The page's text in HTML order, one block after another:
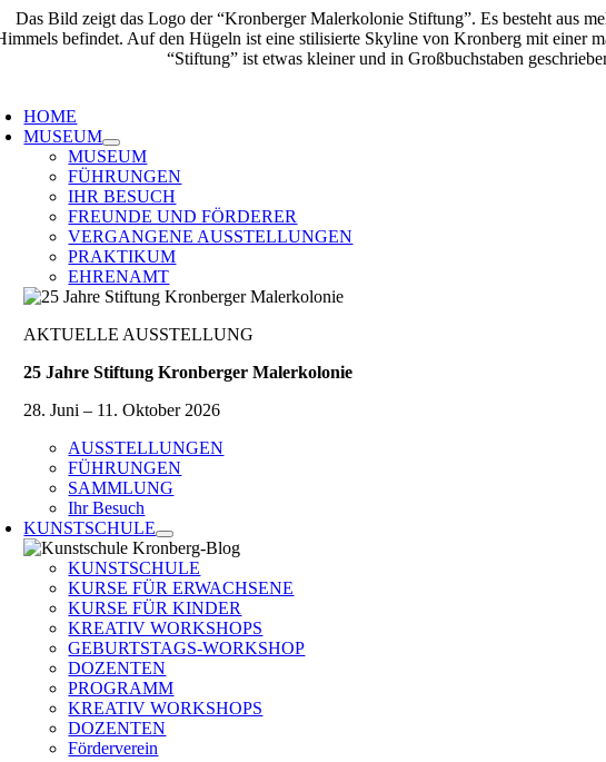
Zum
Inhalt
HOME
MUSEUM
MUSEUM
FÜHRUNGEN
IHR BESUCH
FREUNDE UND FÖRDERER
VERGANGENE AUSSTELLUNGEN
PRAKTIKUM
EHRENAMT
AKTUELLE AUSSTELLUNG
25 Jahre Stiftung Kronberger Malerkolonie
28. Juni – 11. Oktober 2026
AUSSTELLUNGEN
FÜHRUNGEN
SAMMLUNG
Ihr Besuch
KUNSTSCHULE
KUNSTSCHULE
KURSE FÜR ERWACHSENE
KURSE FÜR KINDER
KREATIV WORKSHOPS
GEBURTSTAGS-WORKSHOP
DOZENTEN
PROGRAMM
KREATIV WORKSHOPS
DOZENTEN
Förderverein